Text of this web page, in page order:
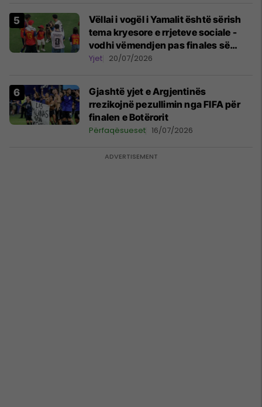
Vëllai i vogël i Yamalit është sërish
tema kryesore e rrjeteve sociale -
vodhi vëmendjen pas finales së
Kupës së Botës
Yjet 20/07/2026
Gjashtë yjet e Argjentinës
rrezikojnë pezullimin nga FIFA për
finalen e Botërorit
Përfaqësueset 16/07/2026